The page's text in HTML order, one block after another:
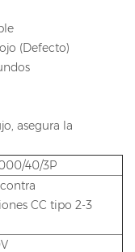
(Defecto)
asegura la
40/3P
CC tipo 2-3